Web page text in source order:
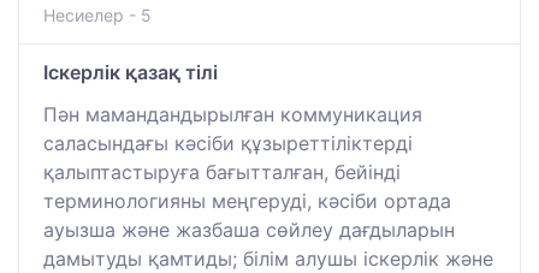
Несиелер - 5
Іскерлік қазақ тілі
Пән мамандандырылған коммуникация
саласындағы кәсіби құзыреттіліктерді
қалыптастыруға бағытталған, бейінді
терминологияны меңгеруді, кәсіби ортада
ауызша және жазбаша сөйлеу дағдыларын
дамытуды қамтиды; білім алушы іскерлік және